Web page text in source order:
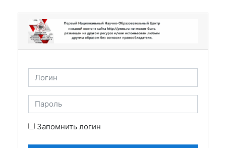
Логин
Пароль
Запомнить логин